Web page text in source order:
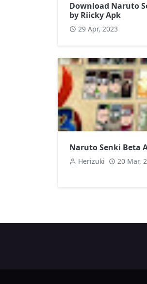
Download Naruto
by Riicky Apk
29 Apr, 2023
Naruto Senki Beta
Herizuki 20 Mar,